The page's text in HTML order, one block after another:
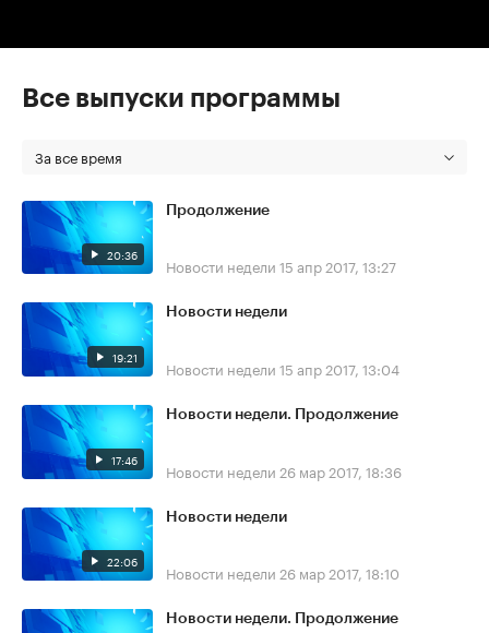
Все выпуски программы
За все время
20:36
Продолжение
Новости недели 15 апр 2017, 13:27
19:21
Новости недели
Новости недели 15 апр 2017, 13:04
17:46
Новости недели. Продолжение
Новости недели 26 мар 2017, 18:36
22:06
Новости недели
Новости недели 26 мар 2017, 18:10
Новости недели. Продолжение